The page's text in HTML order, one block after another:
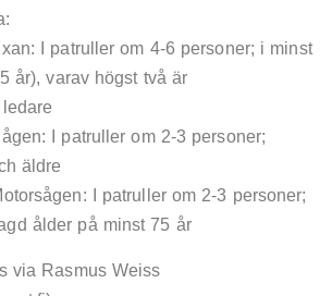
I patruller om 4-6 personer; i minst
år), varav högst två är
I patruller om 2-3 personer;
äldre
I patruller om 2-3 personer;
ålder på minst 75 år
via Rasmus Weiss